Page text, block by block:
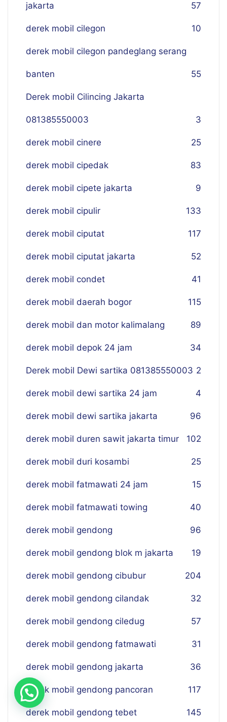
jakarta 57
derek mobil cilegon 10
derek mobil cilegon pandeglang serang
banten 55
Derek mobil Cilincing Jakarta
081385550003 3
derek mobil cinere 25
derek mobil cipedak 83
derek mobil cipete jakarta 9
derek mobil cipulir 133
derek mobil ciputat 117
derek mobil ciputat jakarta 52
derek mobil condet 41
derek mobil daerah bogor 115
derek mobil dan motor kalimalang 89
derek mobil depok 24 jam 34
Derek mobil Dewi sartika 081385550003 2
derek mobil dewi sartika 24 jam 4
derek mobil dewi sartika jakarta 96
derek mobil duren sawit jakarta timur 102
derek mobil duri kosambi 25
derek mobil fatmawati 24 jam 15
derek mobil fatmawati towing 40
derek mobil gendong 96
derek mobil gendong blok m jakarta 19
derek mobil gendong cibubur 204
derek mobil gendong cilandak 32
derek mobil gendong ciledug 57
derek mobil gendong fatmawati 31
derek mobil gendong jakarta 36
derek mobil gendong pancoran 117
derek mobil gendong tebet 145